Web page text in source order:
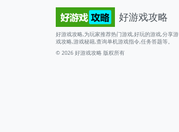
好游戏攻略
好游戏攻略,为玩家推荐热门游戏,好玩的游戏,分享游
戏攻略,游戏秘籍,查询单机游戏指令,任务答题等。
© 2026 好游戏攻略 版权所有